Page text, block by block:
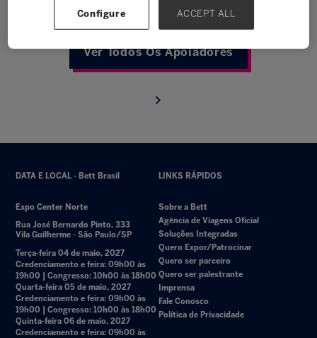
Ver Todos Os Apoiadores
DATA E LOCAL - Bett Brasil
Expo Center Norte
Rua José Bernardo Pinto, 333
Vila Guilherme - São Paulo/SP
Terça-feira 04 de maio, 2027
Credenciamento e feira: 09h00 às
19h00 | Congresso: 10h00 às 18h00
Quarta-feira 05 de maio, 2027
Credenciamento e feira: 09h00 às
19h00 | Congresso: 10h00 às 18h00
Quinta-feira 06 de maio, 2027
Credenciamento e feira: 09h00 às
LINKS RÁPIDOS
Sobre a Bett
Agência de Viagens Oficial
Soluções Integradas
Quero Expor/Patrocinar
Quero ser parceiro
Quero ser palestrante
Imprensa
Fale Conosco
Política de Privacidade
Configure ACCEPT ALL